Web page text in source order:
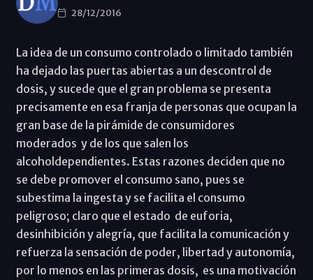
28/12/2016
La idea de un consumo controlado o limitado también
ha dejado las puertas abiertas a un descontrol de
dosis, y sucede que el gran problema se presenta
precisamente en esa franja de personas que ocupan la
gran base de la pirámide de consumidores
moderados y de los que salen los
alcoholdependientes. Estas razones deciden que no
se debe promover el consumo sano, pues se
subestima la ingesta y se facilita el consumo
peligroso; claro que el estado de euforia,
desinhibición y alegría, que facilita la comunicación y
refuerza la sensación de poder, libertad y autonomía,
por lo menos en las primeras dosis, es una motivación